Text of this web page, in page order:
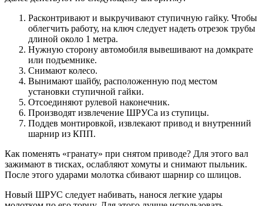
Расконтривают и выкручивают ступичную гайку. Чтобы
облегчить работу, на ключ следует надеть отрезок трубы
длиной около 1 метра.
Нужную сторону автомобиля вывешивают на домкрате
или подъемнике.
Снимают колесо.
Вынимают шайбу, расположенную под местом
установки ступичной гайки.
Отсоединяют рулевой наконечник.
Производят извлечение ШРУСа из ступицы.
Поддев монтировкой, извлекают привод и внутренний
шарнир из КПП.
Как поменять «гранату» при снятом приводе? Для этого вал
зажимают в тисках, ослабляют хомуты и снимают пыльник.
После этого ударами молотка сбивают шарнир со шлицов.
Новый ШРУС следует набивать, нанося легкие удары